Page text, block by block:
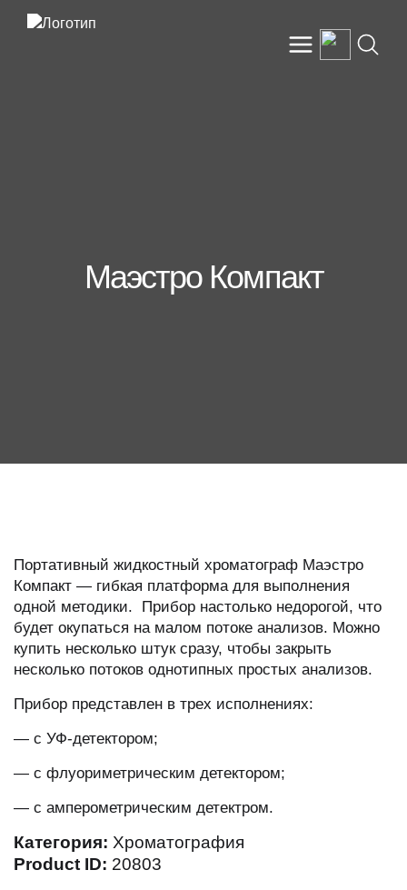
Маэстро Компакт
Портативный жидкостный хроматограф Маэстро
Компакт — гибкая платформа для выполнения
одной методики. Прибор настолько недорогой, что
будет окупаться на малом потоке анализов. Можно
купить несколько штук сразу, чтобы закрыть
несколько потоков однотипных простых анализов.
Прибор представлен в трех исполнениях:
— с УФ-детектором;
— с флуориметрическим детектором;
— с амперометрическим детектром.
Категория: Хроматография
Product ID: 20803